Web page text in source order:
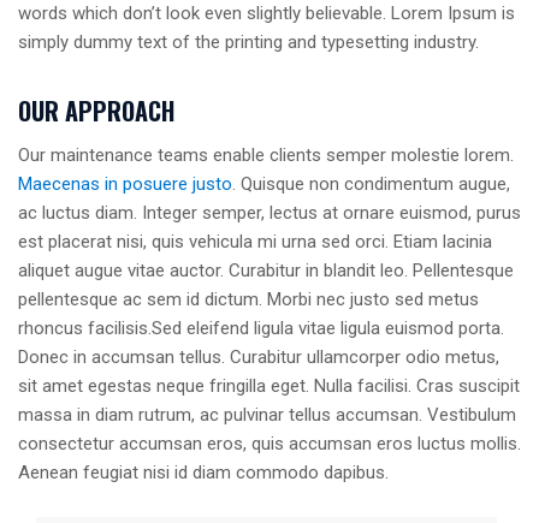
words which don’t look even slightly believable. Lorem Ipsum is
simply dummy text of the printing and typesetting industry.
OUR APPROACH
Our maintenance teams enable clients semper molestie lorem.
Maecenas in posuere justo . Quisque non condimentum augue,
ac luctus diam. Integer semper, lectus at ornare euismod, purus
est placerat nisi, quis vehicula mi urna sed orci. Etiam lacinia
aliquet augue vitae auctor. Curabitur in blandit leo. Pellentesque
pellentesque ac sem id dictum. Morbi nec justo sed metus
rhoncus facilisis.Sed eleifend ligula vitae ligula euismod porta.
Donec in accumsan tellus. Curabitur ullamcorper odio metus,
sit amet egestas neque fringilla eget. Nulla facilisi. Cras suscipit
massa in diam rutrum, ac pulvinar tellus accumsan. Vestibulum
consectetur accumsan eros, quis accumsan eros luctus mollis.
Aenean feugiat nisi id diam commodo dapibus.